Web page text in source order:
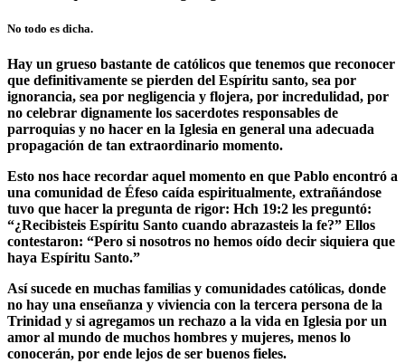
No todo es dicha.
Hay un grueso bastante de católicos que tenemos que reconocer
que definitivamente se pierden del Espíritu santo, sea por
ignorancia, sea por negligencia y flojera, por incredulidad, por
no celebrar dignamente los sacerdotes responsables de
parroquias y no hacer en la Iglesia en general una adecuada
propagación de tan extraordinario momento.
Esto nos hace recordar aquel momento en que Pablo encontró a
una comunidad de Éfeso caída espiritualmente, extrañándose
tuvo que hacer la pregunta de rigor: Hch 19:2 les preguntó:
“¿Recibisteis Espíritu Santo cuando abrazasteis la fe?” Ellos
contestaron: “Pero si nosotros no hemos oído decir siquiera que
haya Espíritu Santo.”
Así sucede en muchas familias y comunidades católicas, donde
no hay una enseñanza y viviencia con la tercera persona de la
Trinidad y si agregamos un rechazo a la vida en Iglesia por un
amor al mundo de muchos hombres y mujeres, menos lo
conocerán, por ende lejos de ser buenos fieles.